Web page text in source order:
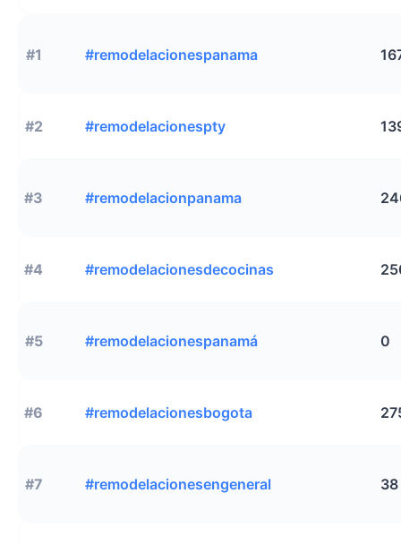
#1 #remodelacionespanama
#2 #remodelacionespty
#3 #remodelacionpanama
#4 #remodelacionesdecocinas
#5 #remodelacionespanamá 0
#6 #remodelacionesbogota
#7 #remodelacionesengeneral 38